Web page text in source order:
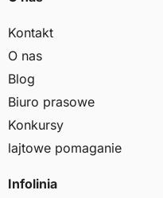
Kontakt
O nas
Blog
Biuro prasowe
Konkursy
lajtowe pomaganie
Infolinia